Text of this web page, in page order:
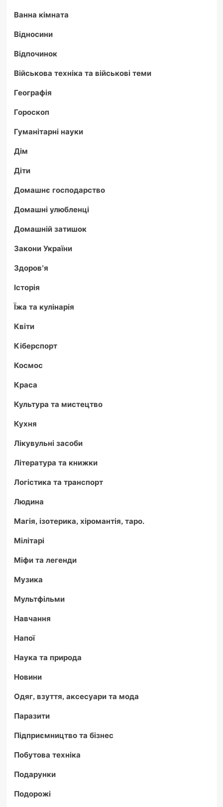
Ванна кімната
Відносини
Відпочинок
Військова техніка та військові теми
Географія
Гороскоп
Гуманітарні науки
Дім
Діти
Домашнє господарство
Домашні улюбленці
Домашній затишок
Закони України
Здоров'я
Історія
Їжа та кулінарія
Квіти
Кіберспорт
Космос
Краса
Культура та мистецтво
Кухня
Лікувульні засоби
Література та книжки
Логістика та транспорт
Людина
Магія, ізотерика, хіромантія, таро.
Мілітарі
Міфи та легенди
Музика
Мультфільми
Навчання
Напої
Наука та природа
Новини
Одяг, взуття, аксесуари та мода
Паразити
Підприємництво та бізнес
Побутова техніка
Подарунки
Подорожі